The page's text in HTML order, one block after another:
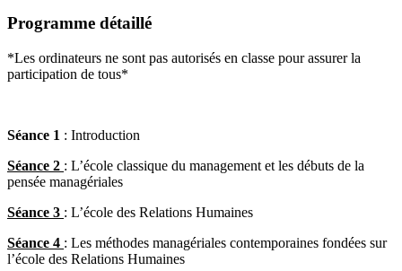
Programme détaillé
*Les ordinateurs ne sont pas autorisés en classe pour assurer la
participation de tous*
Séance 1 : Introduction
Séance 2 : L’école classique du management et les débuts de la
pensée managériales
Séance 3 : L’école des Relations Humaines
Séance 4 : Les méthodes managériales contemporaines fondées sur
l’école des Relations Humaines